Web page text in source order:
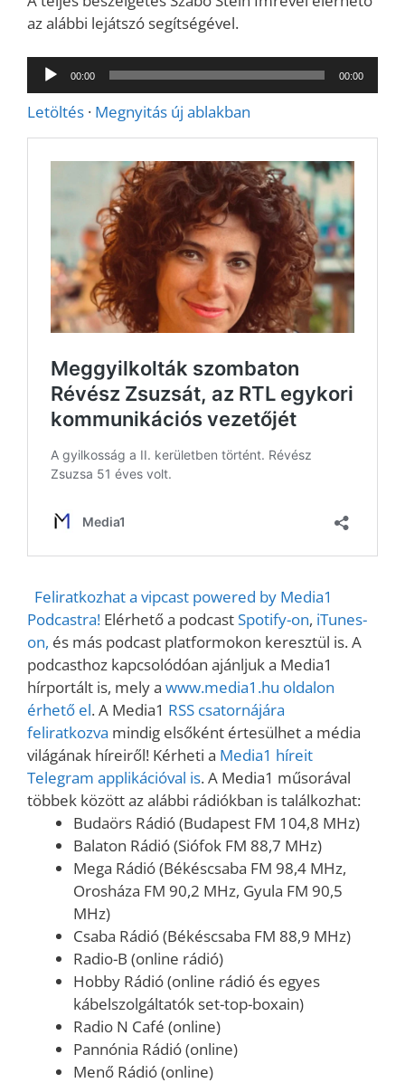
az alábbi lejátszó segítségével.
Audió
lejátszó
00:00 00:00
Letöltés · Megnyitás új ablakban
Feliratkozhat a vipcast powered by Media1
Podcastra! Elérhető a podcastSpotify-on, iTunes-
on, és más podcast platformokon keresztül is. A
podcasthoz kapcsolódóan ajánljuk a Media1
hírportált is, mely a www.media1.hu oldalon
érhető el. A Media1 RSS csatornájára
feliratkozva mindig elsőként értesülhet a média
világának híreiről! Kérheti a Media1 híreit
Telegram applikációval is. A Media1 műsorával
többek között az alábbi rádiókban is találkozhat:
Budaörs Rádió (Budapest FM 104,8 MHz)
Balaton Rádió (Siófok FM 88,7 MHz)
Mega Rádió (Békéscsaba FM 98,4 MHz,
Orosháza FM 90,2 MHz, Gyula FM 90,5
MHz)
Csaba Rádió (Békéscsaba FM 88,9 MHz)
Radio-B (online rádió)
Hobby Rádió (online rádió és egyes
kábelszolgáltatók set-top-boxain)
Radio N Café (online)
Pannónia Rádió (online)
Menő Rádió (online)